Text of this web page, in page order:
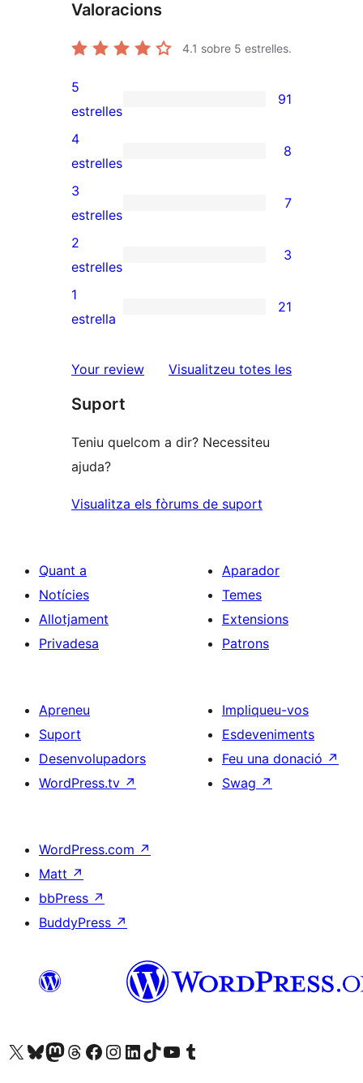
Valoracions
4.1 sobre 5 estrelles.
91
valoracions
de
5
estrelles
5
estrelles
91
8
valoracions
de
4
estrelles
4
estrelles
8
7
valoracions
de
3
estrelles
3
estrelles
7
3
valoracions
de
estrelles
2
estrelles
3
21
de
estrelles
1
estrella
21
Your review Visualitzeu totes lesressenyes
Suport
Teniu quelcom a dir? Necessiteu
ajuda?
Visualitza els fòrums de suport
Quant a
Notícies
Allotjament
Privadesa
Aparador
Temes
Extensions
Patrons
Apreneu
Suport
Desenvolupadors
WordPress.tv ↗
Impliqueu-vos
Esdeveniments
Feu una donació ↗
Swag ↗
WordPress.com ↗
Matt ↗
bbPress ↗
BuddyPress ↗
Visiteu el nostre compte X (abans Twitter)
Visiteu el nostre compte de Bluesky
Visiteu el nostre compte al Mastodon
Visiteu el nostre compte de Threads
Visiteu la nostra pàgina al Facebook
Visiteu el nostre compte d'Instagram
Visiteu el nostre compte de LinkedIn
Visiteu el nostre compte de TikTok
Visiteu el nostre canal al YouTube
Visiteu el nostre compte de Tumblr